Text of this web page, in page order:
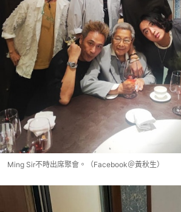
Ming Sir不時出席聚會。（Facebook＠黃秋生）